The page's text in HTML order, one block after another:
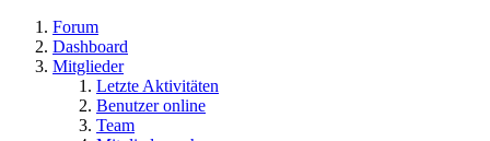
Forum
Dashboard
Mitglieder
Letzte Aktivitäten
Benutzer online
Team